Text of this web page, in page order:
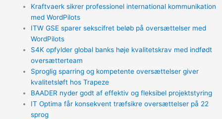
Kraftvaerk sikrer professionel international kommunikation
med WordPilots
ITW GSE sparer sekscifret beløb på oversættelser med
WordPilots
S4K opfylder global banks høje kvalitetskrav med indfødt
oversætterteam
Sproglig sparring og kompetente oversættelser giver
kvalitetsløft hos Trapeze
BAADER nyder godt af effektiv og fleksibel projektstyring
IT Optima får konsekvent træfsikre oversættelser på 22
sprog